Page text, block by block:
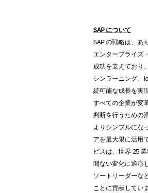
SAP について
SAP の戦略は、あ
エンタープライズ
成功を支えており
シンラーニング、
続可能な成長を実
すべての企業が変
判断を行うための
よりシンプルにな
アを最大限に活用
ビスは、世界 25
間ない変化に適応
ソートリーダーな
ことに貢献してい